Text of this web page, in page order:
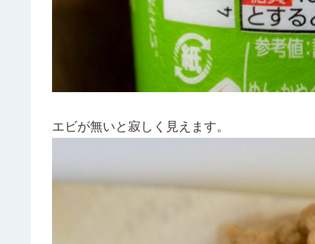
エビが無いと寂しく見えます。